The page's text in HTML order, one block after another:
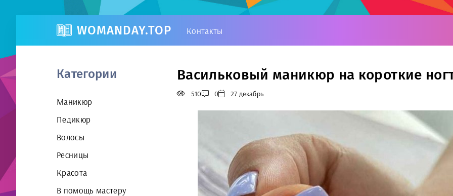
WOMANDAY.TOP Контакты
Категории
Маникюр
Педикюр
Волосы
Ресницы
Красота
В помощь мастеру
Васильковый маникюр на короткие
510 0 27 декабрь